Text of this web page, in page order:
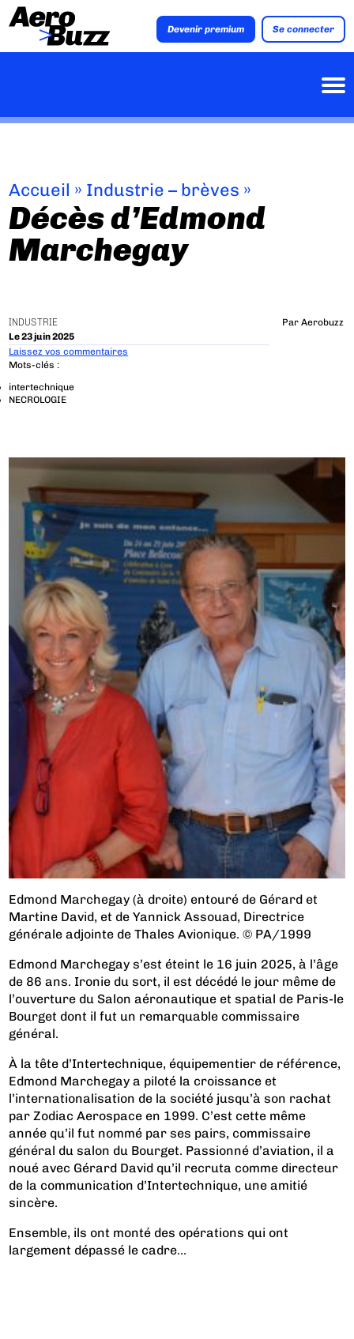
Devenir premium Se connecter
Accueil » Industrie – brèves »
Décès d’Edmond
Marchegay
INDUSTRIE
Le 23 juin 2025
Par Aerobuzz
Laissez vos commentaires
Mots-clés :
intertechnique
NECROLOGIE
Edmond Marchegay (à droite) entouré de Gérard et
Martine David, et de Yannick Assouad, Directrice
générale adjointe de Thales Avionique. © PA/1999
Edmond Marchegay s’est éteint le 16 juin 2025, à l’âge
de 86 ans. Ironie du sort, il est décédé le jour même de
l’ouverture du Salon aéronautique et spatial de Paris-le
Bourget dont il fut un remarquable commissaire
général.
À la tête d’Intertechnique, équipementier de référence,
Edmond Marchegay a piloté la croissance et
l’internationalisation de la société jusqu’à son rachat
par Zodiac Aerospace en 1999. C’est cette même
année qu’il fut nommé par ses pairs, commissaire
général du salon du Bourget. Passionné d’aviation, il a
noué avec Gérard David qu’il recruta comme directeur
de la communication d’Intertechnique, une amitié
sincère.
Ensemble, ils ont monté des opérations qui ont
largement dépassé le cadre...